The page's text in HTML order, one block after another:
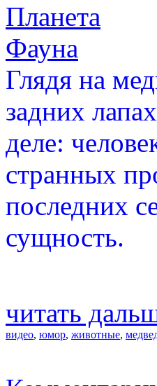
Планета
Фауна
Глядя на
задних
деле:
странных
последних
сущность.
читать
видео, юмор, животные,